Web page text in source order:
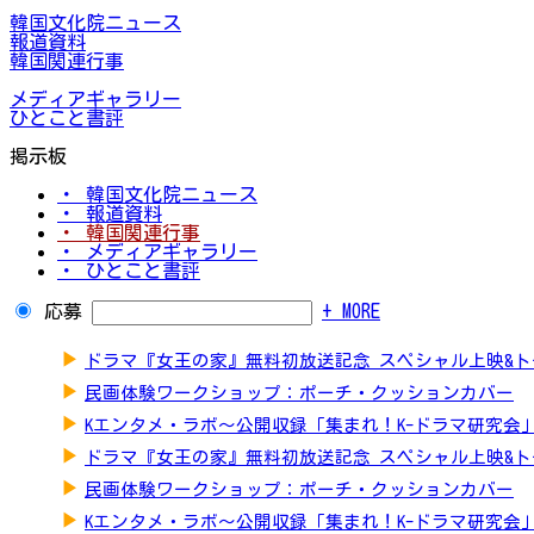
韓国文化院ニュース
報道資料
韓国関連行事
メディアギャラリー
ひとこと書評
掲示板
・ 韓国文化院ニュース
・ 報道資料
・ 韓国関連行事
・ メディアギャラリー
・ ひとこと書評
応募 + MORE
▶ ドラマ『女王の家』無料初放送記念 スペシャル上映&
▶ 民画体験ワークショップ：ポーチ・クッションカバー
▶ Kエンタメ・ラボ～公開収録「集まれ！K-ドラマ研究会」
▶ ドラマ『女王の家』無料初放送記念 スペシャル上映&
▶ 民画体験ワークショップ：ポーチ・クッションカバー
▶ Kエンタメ・ラボ～公開収録「集まれ！K-ドラマ研究会」